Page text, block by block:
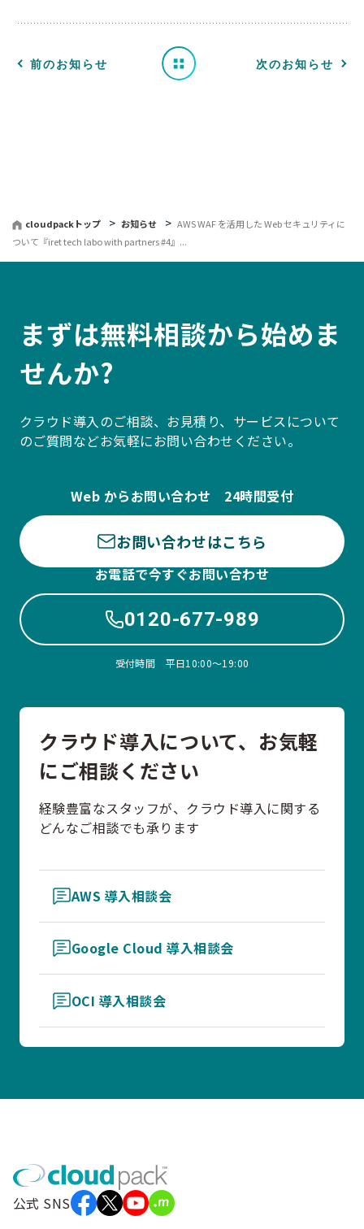
前のお知らせ
せ
一 次のお知らせ
cloudpackトップ お知らせ
AWS WAF を活用した Web セキュリティに
ついて『iret tech labo with partners #4』...
まずは無料相談から始めま
せんか?
クラウド導入のご相談、お見積り、サービスについて
のご質問などお気軽にお問い合わせください。
Web からお問い合わせ 24時間受付
お問い合わせはこちら
お電話で今すぐお問い合わせ
0120-677-989
受付時間 平日10:00〜19:00
クラウド導入について、お気軽
にご相談ください
経験豊富なスタッフが、クラウド導入に関する
どんなご相談でも承ります
AWS 導入相談会
Google Cloud 導入相談会
OCI 導入相談会
公式 SNS